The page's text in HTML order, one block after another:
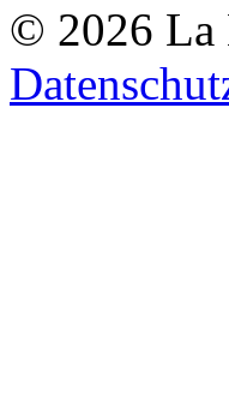
© 2026 La